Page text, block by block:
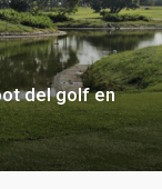
del golf en